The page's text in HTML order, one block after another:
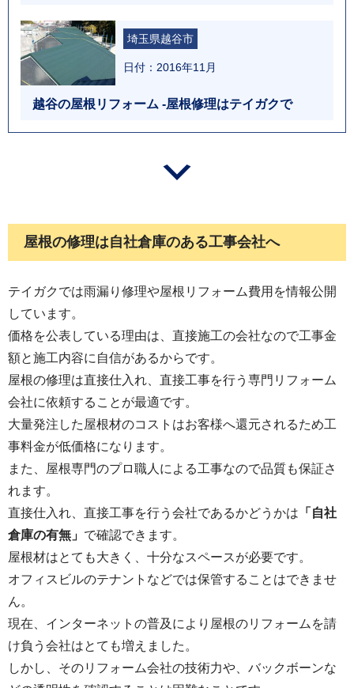
埼玉県越谷市
日付：2016年11月
越谷の屋根リフォーム -屋根修理はテイガクで
屋根の修理は自社倉庫のある工事会社へ
テイガクでは雨漏り修理や屋根リフォーム費用を情報公開
しています。
価格を公表している理由は、直接施工の会社なので工事金
額と施工内容に自信があるからです。
屋根の修理は直接仕入れ、直接工事を行う専門リフォーム
会社に依頼することが最適です。
大量発注した屋根材のコストはお客様へ還元されるため工
事料金が低価格になります。
また、屋根専門のプロ職人による工事なので品質も保証さ
れます。
直接仕入れ、直接工事を行う会社であるかどうかは 「自社
倉庫の有無」 で確認できます。
屋根材はとても大きく、十分なスペースが必要です。
オフィスビルのテナントなどでは保管することはできませ
ん。
現在、インターネットの普及により屋根のリフォームを請
け負う会社はとても増えました。
しかし、そのリフォーム会社の技術力や、バックボーンな